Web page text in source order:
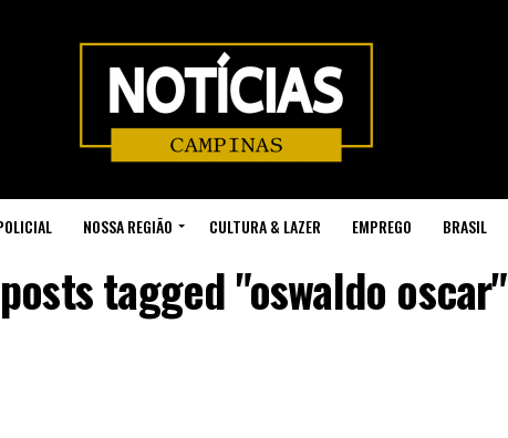
NOSSA REGIÃO CULTURA & LAZER EMPREGO BRASIL
tagged "oswaldo oscar"